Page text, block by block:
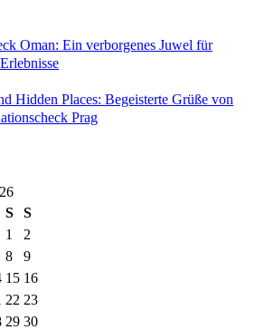
Oman: Ein verborgenes Juwel für
Hidden Places: Begeisterte Grüße von
Prag
S
S
1
2
8
9
15 16
22 23
29 30